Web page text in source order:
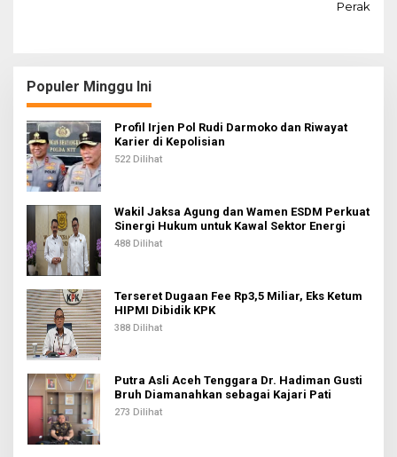
a
s
i
p
o
s
Perak
Populer Minggu Ini
Profil Irjen Pol Rudi Darmoko dan Riwayat
Karier di Kepolisian
522 Dilihat
Wakil Jaksa Agung dan Wamen ESDM Perkuat
Sinergi Hukum untuk Kawal Sektor Energi
488 Dilihat
Terseret Dugaan Fee Rp3,5 Miliar, Eks Ketum
HIPMI Dibidik KPK
388 Dilihat
Putra Asli Aceh Tenggara Dr. Hadiman Gusti
Bruh Diamanahkan sebagai Kajari Pati
273 Dilihat